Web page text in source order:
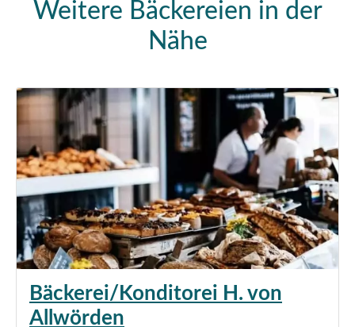
Weitere Bäckereien in der
Nähe
Bäckerei/Konditorei H. von
Allwörden